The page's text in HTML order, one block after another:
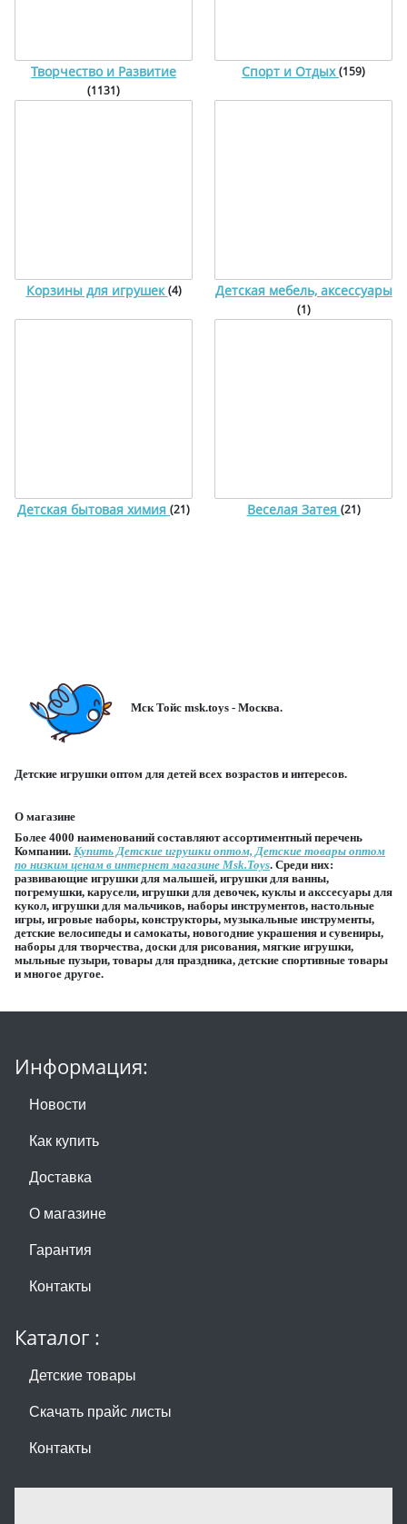
Творчество и Развитие
(1131)
Спорт и Отдых(159)
Корзины для игрушек(4) Детская мебель, аксессуары
(1)
Детская бытовая химия (21) Веселая Затея (21)
Мск Тойс msk.toys - Москва.
Детские игрушки оптом для детей всех возрастов и интересов.
О магазине
Более 4000 наименований составляют ассортиментный перечень
Компании. Купить Детские игрушки оптом, Детские товары оптом
по низким ценам в интернет магазине Msk.Toys. Среди них:
развивающие игрушки для малышей, игрушки для ванны,
погремушки, карусели, игрушки для девочек, куклы и акссесуары для
кукол, игрушки для мальчиков, наборы инструментов, настольные
игры, игровые наборы, конструкторы, музыкальные инструменты,
детские велосипеды и самокаты, новогодние украшения и сувениры,
наборы для творчества, доски для рисования, мягкие игрушки,
мыльные пузыри, товары для праздника, детские спортивные товары
и многое другое.
Информация:
Новости
Как купить
Доставка
О магазине
Гарантия
Контакты
Каталог :
Детские товары
Скачать прайс листы
Контакты